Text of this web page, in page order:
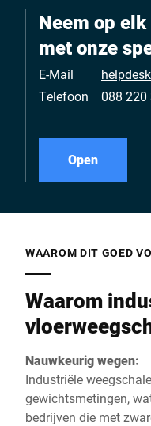
Neem op
met onze
E-Mail
Telefoon
088 220
Open
WAAROM DIT GOED
Waarom
Nauwkeurig wegen:
Industriële
gewichtsmetingen,
bedrijven die met